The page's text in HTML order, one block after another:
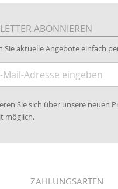
ABONNIEREN
Sie aktuelle Angebote einfach
Sie sich über unsere neuen
möglich.
ZAHLUNGSARTEN